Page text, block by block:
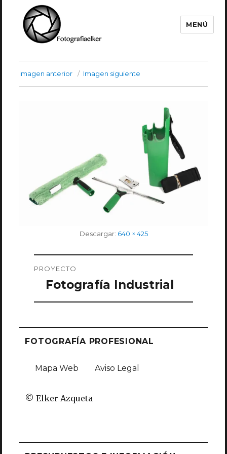
Fotografía Elker
MENÚ
Imagen anterior Imagen siguiente
Descargar: completo
640 × 425
de
entradas
PROYECTO
Fotografía Industrial
FOTOGRAFÍA PROFESIONAL
Mapa Web Aviso Legal
© Elker Azqueta